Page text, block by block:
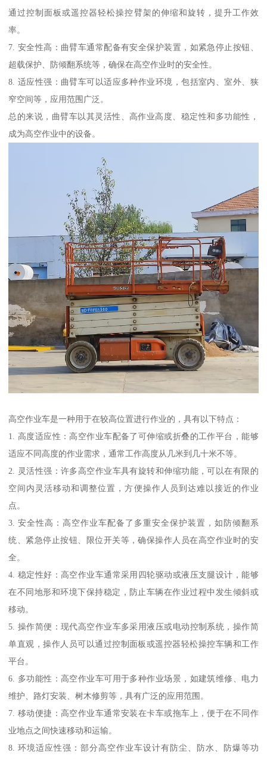
通过控制面板或遥控器轻松操控臂架的伸缩和旋转，提升工作效
率。
7. 安全性高：曲臂车通常配备有安全保护装置，如紧急停止按钮、
超载保护、防倾翻系统等，确保在高空作业时的安全性。
8. 适应性强：曲臂车可以适应多种作业环境，包括室内、室外、狭
窄空间等，应用范围广泛。
总的来说，曲臂车以其灵活性、高作业高度、稳定性和多功能性，
成为高空作业中的设备。
高空作业车是一种用于在较高位置进行作业的，具有以下特点：
1. 高度适应性：高空作业车配备了可伸缩或折叠的工作平台，能够
适应不同高度的作业需求，通常工作高度从几米到几十米不等。
2. 灵活性强：许多高空作业车具有旋转和伸缩功能，可以在有限的
空间内灵活移动和调整位置，方便操作人员到达难以接近的作业
点。
3. 安全性高：高空作业车配备了多重安全保护装置，如防倾翻系
统、紧急停止按钮、限位开关等，确保操作人员在高空作业时的安
全。
4. 稳定性好：高空作业车通常采用四轮驱动或液压支腿设计，能够
在不同地形和环境下保持稳定，防止车辆在作业过程中发生倾斜或
移动。
5. 操作简便：现代高空作业车多采用液压或电动控制系统，操作简
单直观，操作人员可以通过控制面板或遥控器轻松操控车辆和工作
平台。
6. 多功能性：高空作业车可用于多种作业场景，如建筑维修、电力
维护、路灯安装、树木修剪等，具有广泛的应用范围。
7. 移动便捷：高空作业车通常安装在卡车或拖车上，便于在不同作
业地点之间快速移动和运输。
8. 环境适应性强：部分高空作业车设计有防尘、防水、防爆等功